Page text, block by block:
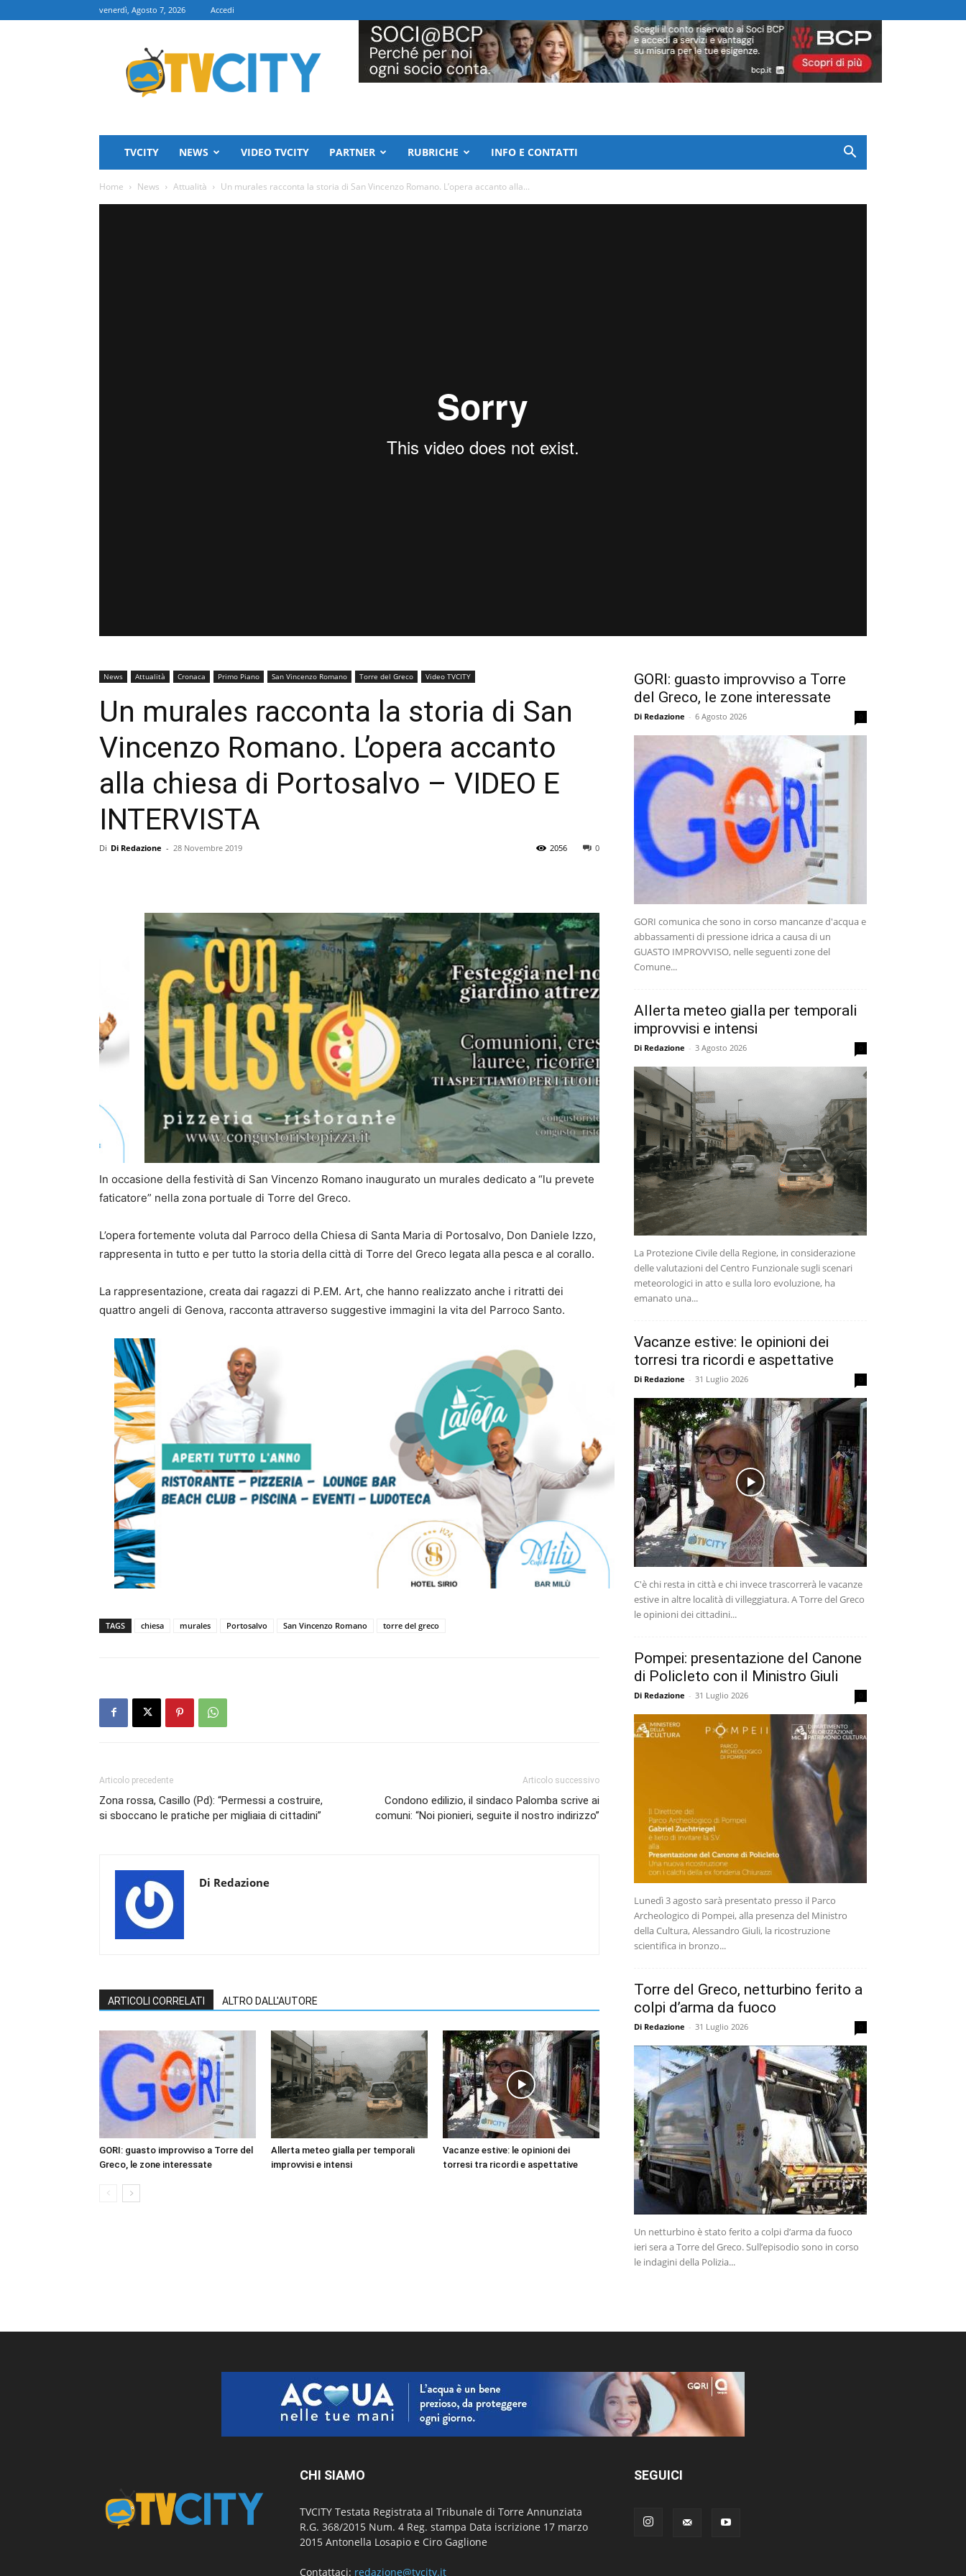
venerdì, Agosto 7, 2026 Accedi
TVCITY
TVCITY NEWS VIDEO TVCITY PARTNER RUBRICHE INFO E CONTATTI
Home News Attualità Un murales racconta la storia di San Vincenzo Romano. L’opera accanto alla...
News Attualità Cronaca Primo Piano San Vincenzo Romano Torre del Greco Video TVCITY
Un murales racconta la storia di San
Vincenzo Romano. L’opera accanto
alla chiesa di Portosalvo – VIDEO E
INTERVISTA
Di Di Redazione - 28 Novembre 2019 0
2056
In occasione della festività di San Vincenzo Romano inaugurato un murales dedicato a “lu prevete
faticatore” nella zona portuale di Torre del Greco.
L’opera fortemente voluta dal Parroco della Chiesa di Santa Maria di Portosalvo, Don Daniele Izzo,
rappresenta in tutto e per tutto la storia della città di Torre del Greco legata alla pesca e al corallo.
La rappresentazione, creata dai ragazzi di P.EM. Art, che hanno realizzato anche i ritratti dei
quattro angeli di Genova, racconta attraverso suggestive immagini la vita del Parroco Santo.
TAGS chiesa murales Portosalvo San Vincenzo Romano torre del greco
Articolo precedente
Zona rossa, Casillo (Pd): “Permessi a costruire,
si sboccano le pratiche per migliaia di cittadini”
Articolo successivo
Condono edilizio, il sindaco Palomba scrive ai
comuni: “Noi pionieri, seguite il nostro indirizzo”
Di Redazione
ARTICOLI CORRELATI ALTRO DALL'AUTORE
GORI: guasto improvviso a Torre del
Greco, le zone interessate
Allerta meteo gialla per temporali
improvvisi e intensi
Vacanze estive: le opinioni dei
torresi tra ricordi e aspettative
GORI: guasto improvviso a Torre
del Greco, le zone interessate
Di Redazione - 6 Agosto 2026
GORI comunica che sono in corso mancanze d'acqua e
abbassamenti di pressione idrica a causa di un
GUASTO IMPROVVISO, nelle seguenti zone del
Comune...
Allerta meteo gialla per temporali
improvvisi e intensi
Di Redazione - 3 Agosto 2026
La Protezione Civile della Regione, in considerazione
delle valutazioni del Centro Funzionale sugli scenari
meteorologici in atto e sulla loro evoluzione, ha
emanato una...
Vacanze estive: le opinioni dei
torresi tra ricordi e aspettative
Di Redazione - 31 Luglio 2026
C'è chi resta in città e chi invece trascorrerà le vacanze
estive in altre località di villeggiatura. A Torre del Greco
le opinioni dei cittadini...
Pompei: presentazione del Canone
di Policleto con il Ministro Giuli
Di Redazione - 31 Luglio 2026
Lunedì 3 agosto sarà presentato presso il Parco
Archeologico di Pompei, alla presenza del Ministro
della Cultura, Alessandro Giuli, la ricostruzione
scientifica in bronzo...
Torre del Greco, netturbino ferito a
colpi d’arma da fuoco
Di Redazione - 31 Luglio 2026
Un netturbino è stato ferito a colpi d’arma da fuoco
ieri sera a Torre del Greco. Sull’episodio sono in corso
le indagini della Polizia...
CHI SIAMO
TVCITY Testata Registrata al Tribunale di Torre Annunziata
R.G. 368/2015 Num. 4 Reg. stampa Data iscrizione 17 marzo
2015 Antonella Losapio e Ciro Gaglione
Contattaci: redazione@tvcity.it
SEGUICI